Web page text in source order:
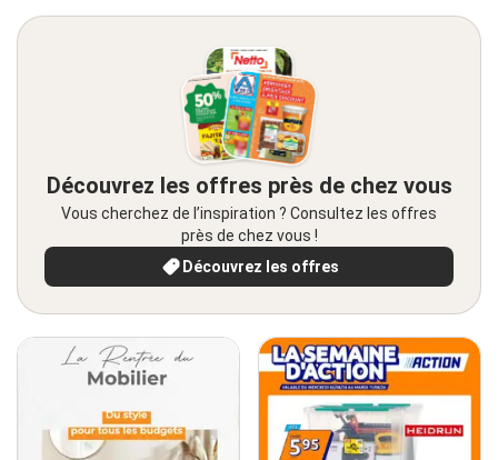
Découvrez les offres près de chez vous
Vous cherchez de l’inspiration ? Consultez les offres
près de chez vous !
Découvrez les offres